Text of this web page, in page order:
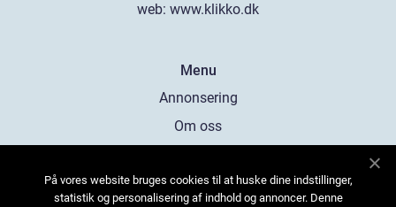
web: www.klikko.dk
Menu
Annonsering
Om oss
Kontakta oss
På vores website bruges cookies til at huske dine indstillinger,
statistik og personalisering af indhold og annoncer. Denne